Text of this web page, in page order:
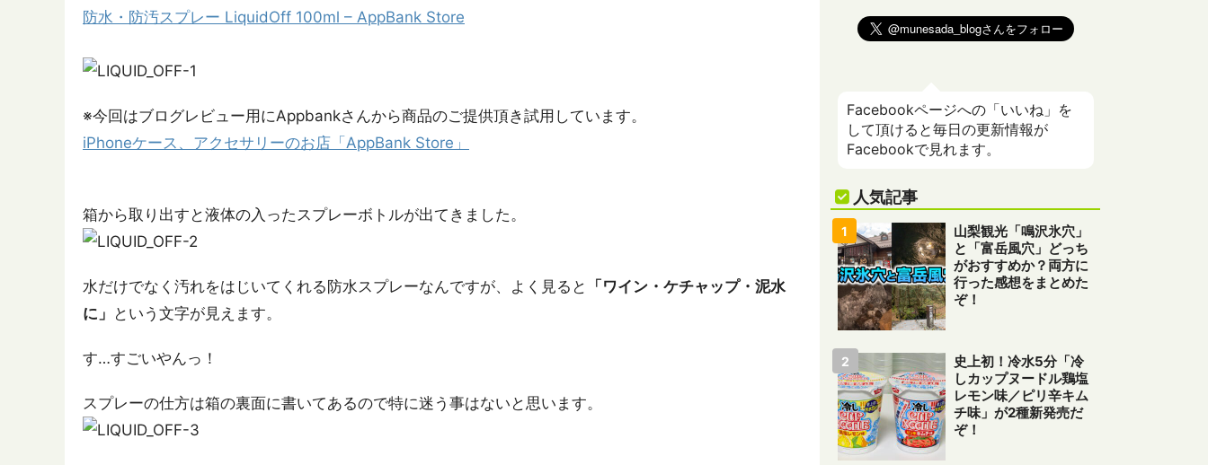
防水・防汚スプレー LiquidOff 100ml – AppBank Store
※今回はブログレビュー用にAppbankさんから商品のご提供頂き試用しています。
iPhoneケース、アクセサリーのお店「AppBank Store」
箱から取り出すと液体の入ったスプレーボトルが出てきました。
水だけでなく汚れをはじいてくれる防水スプレーなんですが、よく見ると
「ワイン・ケチャップ・泥水
に」 という文字が見えます。
す…すごいやんっ！
スプレーの仕方は箱の裏面に書いてあるので特に迷う事はないと思います。
Facebookページへの「いいね」を
して頂けると毎日の更新情報が
Facebookで見れます。
人気記事
山梨観光「鳴沢氷穴」
と「富岳風穴」どっち
がおすすめか？両方に
行った感想をまとめた
ぞ！
史上初！冷水5分「冷
しカップヌードル鶏塩
レモン味／ピリ辛キム
チ味」が2種新発売だ
ぞ！